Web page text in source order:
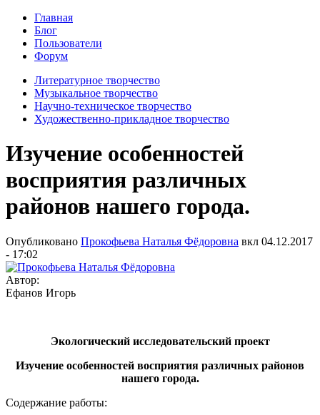
Главная
Блог
Пользователи
Форум
Литературное творчество
Музыкальное творчество
Научно-техническое творчество
Художественно-прикладное творчество
Изучение особенностей
восприятия различных
районов нашего города.
Опубликовано Прокофьева Наталья Фёдоровна вкл 04.12.2017
- 17:02
Автор:
Ефанов Игорь
Экологический исследовательский проект
Изучение особенностей восприятия различных районов
нашего города.
Содержание работы: